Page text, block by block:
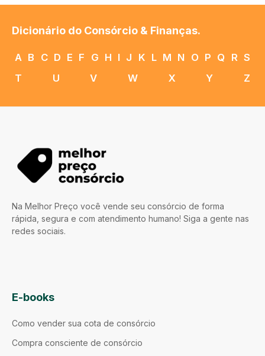
Dicionário do Consórcio & Finanças.
A B C D E F G H I J K L M N O P Q R S
T
U V W X Y Z
Na Melhor Preço você vende seu consórcio de forma
rápida, segura e com atendimento humano! Siga a gente nas
redes sociais.
E-books
Como vender sua cota de consórcio
Compra consciente de consórcio